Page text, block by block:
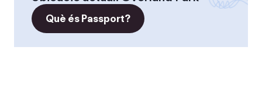
Què és Passport?